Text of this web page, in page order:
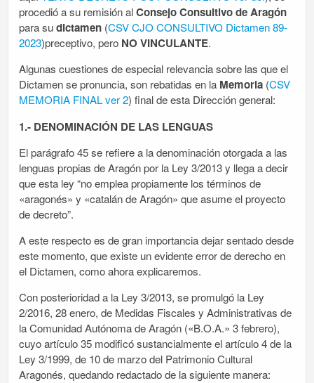
procedió a su remisión alConsejo Consultivo de Aragón
para sudictamen (CSV CJO CONSULTIVO Dictamen 89-
2023)preceptivo, pero NO VINCULANTE.
Algunas cuestiones de especial relevancia sobre las que el
Dictamen se pronuncia, son rebatidas en la Memoria (CSV
MEMORIA FINAL ver 2) final de esta Dirección general:
1.- DENOMINACIÓN DE LAS LENGUAS
El parágrafo 45 se refiere a la denominación otorgada a las
lenguas propias de Aragón por la Ley 3/2013 y llega a decir
que esta ley “no emplea propiamente los términos de
«aragonés» y «catalán de Aragón» que asume el proyecto
de decreto”.
A este respecto es de gran importancia dejar sentado desde
este momento, que existe un evidente error de derecho en
el Dictamen, como ahora explicaremos.
Con posterioridad a la Ley 3/2013, se promulgó la Ley
2/2016, 28 enero, de Medidas Fiscales y Administrativas de
la Comunidad Autónoma de Aragón («B.O.A.» 3 febrero),
cuyo artículo 35 modificó sustancialmente el artículo 4 de la
Ley 3/1999, de 10 de marzo del Patrimonio Cultural
Aragonés, quedando redactado de la siguiente manera: